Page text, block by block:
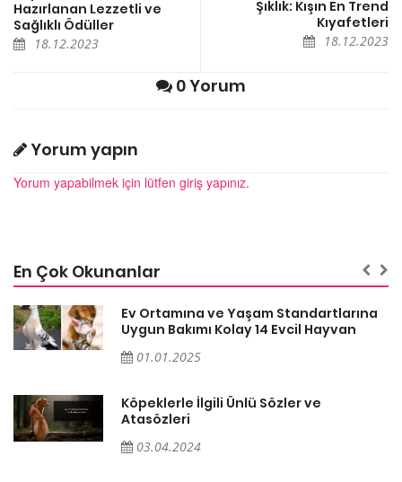
Hazırlanan Lezzetli ve
Sağlıklı Ödüller
18.12.2023
Şıklık: Kışın En Trend
Kıyafetleri
18.12.2023
0 Yorum
Yorum yapın
Yorum yapabilmek için lütfen giriş yapınız.
En Çok Okunanlar
Ev Ortamına ve Yaşam Standartlarına
Uygun Bakımı Kolay 14 Evcil Hayvan
01.01.2025
Köpeklerle İlgili Ünlü Sözler ve
Atasözleri
03.04.2024